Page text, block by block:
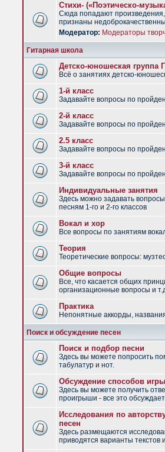
Стихи- («Поэтическо-
Сюда попадают
признаны
Модератор: Модераторы
Гитарная школа
Детско-юношеская группа
Всё о занятиях детско-
1-й класс
Задавайте вопросы по
2-й класс
Задавайте вопросы по
2.5 класс
Задавайте вопросы по
3-й класс
Задавайте вопросы по
Индивидуальные занятия
Здесь можно задавать
песням 1-го и 2-го классов
Вокал и хор
Все вопросы по занятиям
Теория
Теоретические вопросы:
Общие вопросы
Все, что касается общих
организационные вопросы и
Практика
Непонятные аккорды,
Поиск и обсуждение песен
Поиск и подбор песни
Здесь вы можете попросить
табулатур и нот.
Обсуждение способов игры
Здесь вы можете получить
проигрыши - все это
Исследования по
песен
Здесь размещаются
приводятся варианты текстов